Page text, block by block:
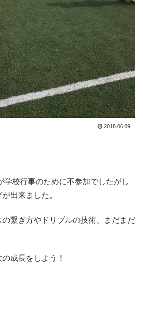
2018.06.09
学校行事のために不参加でしたがし
出来ました。
繋ぎ方やドリブルの技術、まだまだ
成長をしよう！